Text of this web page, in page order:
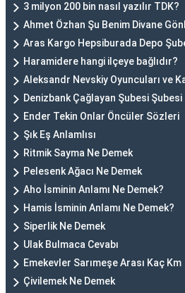
3 milyon 200 bin nasıl yazılır TDK?
Ahmet Özhan Şu Benim Divane
Aras Kargo Hepsiburada Depo
Haramidere hangi ilçeye bağlıdır?
Aleksandr Nevskiy Oyuncuları ve
Denizbank Çağlayan Şubesi Şubesi
Ender Tekin Onlar Öncüler Sözleri
Şık Eş Anlamlısı
Ritmik Sayma Ne Demek
Pelesenk Ağacı Ne Demek
Aho İsminin Anlamı Ne Demek?
Hamis İsminin Anlamı Ne Demek?
Siperlik Ne Demek
Ulak Bulmaca Cevabı
Emekevler Sarımeşe Arası Kaç Km
Çivilemek Ne Demek